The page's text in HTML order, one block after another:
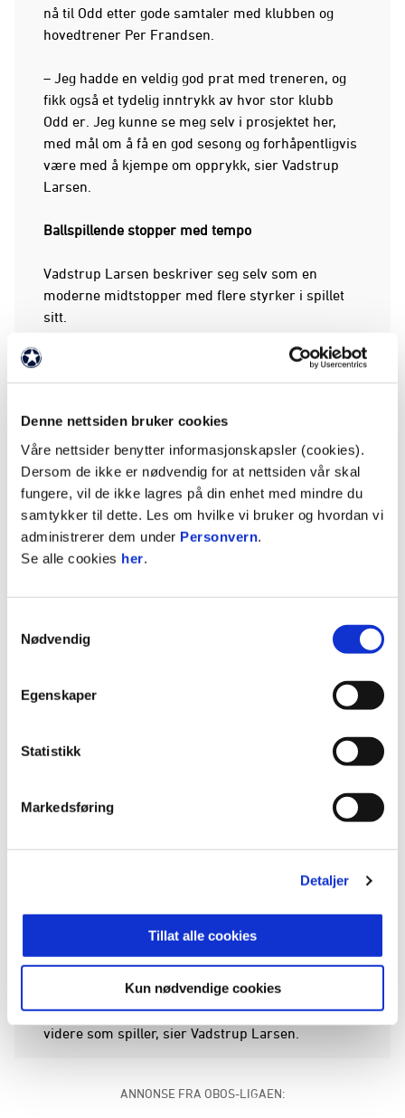
Denne nettsiden bruker cookies
Våre nettsider benytter informasjonskapsler (cookies).
Dersom de ikke er nødvendig for at nettsiden vår skal
fungere, vil de ikke lagres på din enhet med mindre du
samtykker til dette. Les om hvilke vi bruker og hvordan vi
administrerer dem under Personvern.
Se alle cookies her.
Nødvendig
Egenskaper
Statistikk
Markedsføring
Detaljer
Tillat alle cookies
Kun nødvendige cookies
nå til Odd etter gode samtaler med klubben og
hovedtrener Per Frandsen.
– Jeg hadde en veldig god prat med treneren, og
fikk også et tydelig inntrykk av hvor stor klubb
Odd er. Jeg kunne se meg selv i prosjektet her,
med mål om å få en god sesong og forhåpentligvis
være med å kjempe om opprykk, sier Vadstrup
Larsen.
Ballspillende stopper med tempo
Vadstrup Larsen beskriver seg selv som en
moderne midtstopper med flere styrker i spillet
sitt.
– Jeg er god med ballen, har bra fart, er flink til å
lese spillet og sterk i duellene. Det er kvaliteter jeg
Dansken har allerede god kjennskap til Per
Frandsen, etter å ha møtt lag ledet av Odd-
treneren flere ganger i dansk førstedivisjon.
– Vi har spilt mot hverandre mange ganger da han
var trener i Hvidovre, og jeg kjenner godt til
overgangen hit enda mer naturlig for meg.
Ser frem til norsk fotball
Overgangen til norsk fotball blir en ny erfaring for
den unge midtstopperen, som ser frem til både
stadioner, nye klubber og nye opplevelser – det
Ambisjonene er tydelige, både på lagets og egne
– Jeg har store ambisjoner. Først og fremst
handler det om å få Odd tilbake dit klubben hører
hjemme, i Eliteserien. Samtidig ønsker jeg å levere
gode prestasjoner, bidra for laget og utvikle meg
videre som spiller, sier Vadstrup Larsen.
ANNONSE FRA OBOS-LIGAEN: